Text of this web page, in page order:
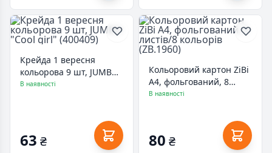
Крейда 1 вересня
кольорова 9 шт, JUMBO
"Cool girl" (400409)
В наявності
63 ₴
Кольоровий картон ZiBi
А4, фольгований, 8
листів/8 кольорів
В наявності
80 ₴